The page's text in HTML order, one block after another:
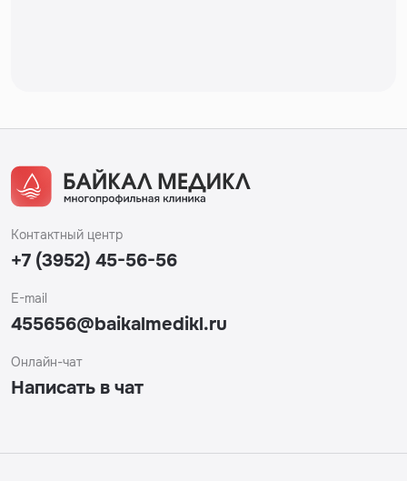
Контактный центр
+7 (3952) 45-56-56
E-mail
455656@baikalmedikl.ru
Онлайн-чат
Написать в чат